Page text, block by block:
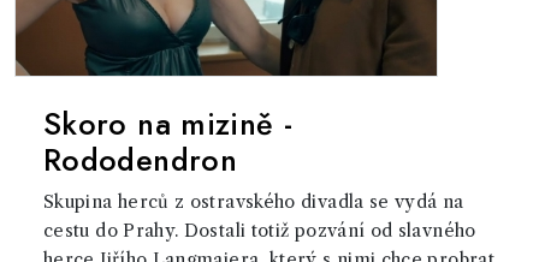
Skoro na mizině -
Rododendron
Skupina herců z ostravského divadla se vydá na
cestu do Prahy. Dostali totiž pozvání od slavného